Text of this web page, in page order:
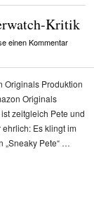
Kritik
einen Kommentar
Originals Produktion
Originals
zeitgleich Pete und
Es klingt im
„Sneaky Pete“ …